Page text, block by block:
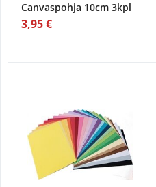
Canvaspohja 10cm 3kpl
3,95 €